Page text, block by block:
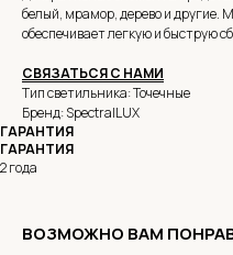
белый, мрамор, дерево и другие.
обеспечивает легкую и быструю
СВЯЗАТЬСЯ С НАМИ
Тип светильника: Точечные
Бренд: SpectralLUX
ГАРАНТИЯ
ГАРАНТИЯ
2 года
ВОЗМОЖНО ВАМ